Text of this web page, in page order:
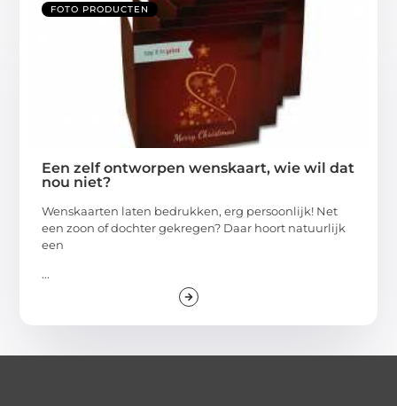
FOTO PRODUCTEN
Een zelf ontworpen wenskaart, wie wil dat
nou niet?
Wenskaarten laten bedrukken, erg persoonlijk! Net
een zoon of dochter gekregen? Daar hoort natuurlijk
een
...